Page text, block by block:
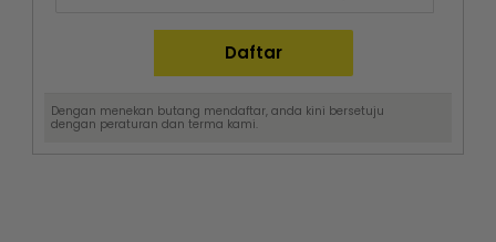
Dengan menekan butang mendaftar, anda kini bersetuju
dengan peraturan dan terma kami.